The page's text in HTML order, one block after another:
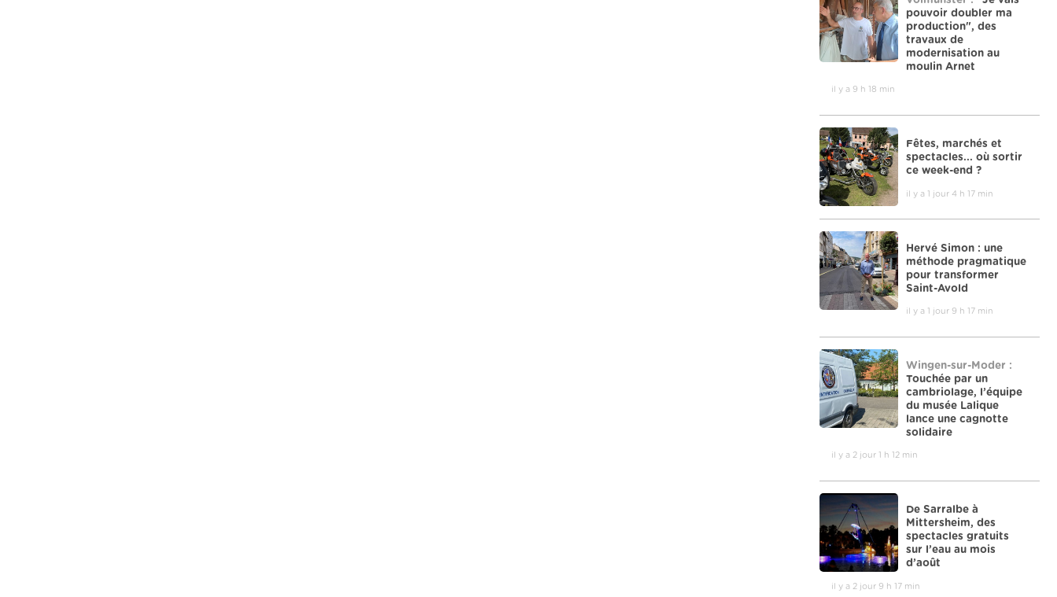
pouvoir doubler ma
production", des
travaux de
modernisation au
moulin Arnet
il y a 9 h 18 min
Fêtes, marchés et
spectacles... où sortir
ce week-end ?
il y a 1 jour 4 h 17 min
Hervé Simon : une
méthode pragmatique
pour transformer
Saint-Avold
il y a 1 jour 9 h 17 min
Wingen-sur-Moder :
Touchée par un
cambriolage, l’équipe
du musée Lalique
lance une cagnotte
solidaire
il y a 2 jour 1 h 12 min
De Sarralbe à
Mittersheim, des
spectacles gratuits
sur l’eau au mois
d’août
il y a 2 jour 9 h 17 min